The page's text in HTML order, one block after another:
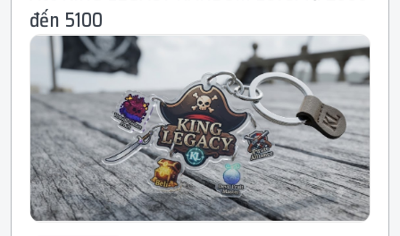
đến 5100